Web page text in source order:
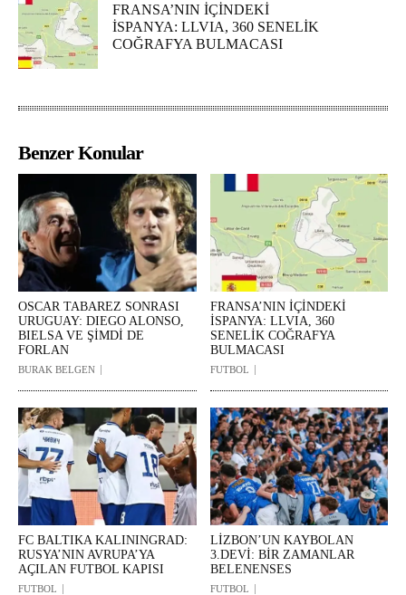
FRANSA’NIN İÇİNDEKİ
İSPANYA: LLVIA, 360 SENELİK
COĞRAFYA BULMACASI
Benzer Konular
OSCAR TABAREZ SONRASI
URUGUAY: DIEGO ALONSO,
BIELSA VE ŞİMDİ DE
FORLAN
BURAK BELGEN
FRANSA’NIN İÇİNDEKİ
İSPANYA: LLVIA, 360
SENELİK COĞRAFYA
BULMACASI
FUTBOL
FC BALTIKA KALININGRAD:
RUSYA’NIN AVRUPA’YA
AÇILAN FUTBOL KAPISI
FUTBOL
LİZBON’UN KAYBOLAN
3.DEVİ: BİR ZAMANLAR
BELENENSES
FUTBOL